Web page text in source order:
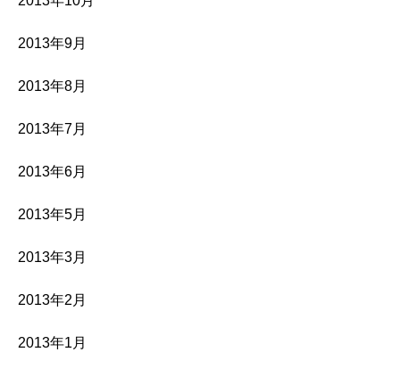
2013年9月
2013年8月
2013年7月
2013年6月
2013年5月
2013年3月
2013年2月
2013年1月